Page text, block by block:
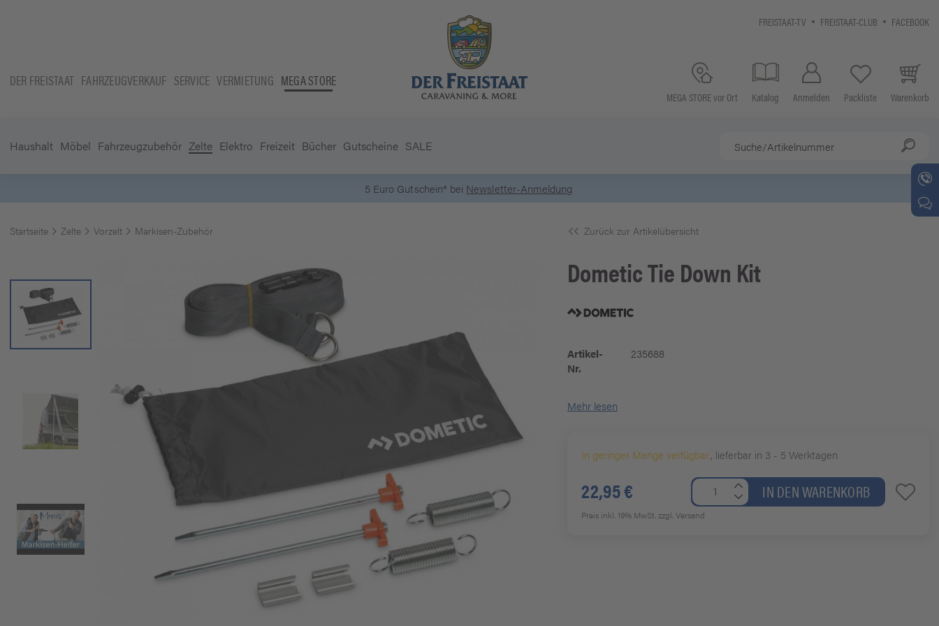
FREISTAAT-TV FREISTAAT-CLUB FACEBOOK
DER FREISTAAT FAHRZEUGVERKAUF SERVICE VERMIETUNG MEGA STORE
MEGA STORE vor Ort Katalog Anmelden Packliste Warenkorb
Haushalt Möbel Fahrzeugzubehör Zelte Elektro Freizeit Bücher Gutscheine SALE
5 Euro Gutschein* bei Newsletter-Anmeldung
Startseite Zelte Vorzelt Markisen-Zubehör Zurück zur Artikelübersicht
DometicTie Down Kit
Artikel-
Nr.
235688
Mehr lesen
In geringer Menge verfügbar., lieferbar in 3 - 5 Werktagen
22,95 € IN DEN WARENKORB
Preis inkl. 19% MwSt.zzgl. Versand